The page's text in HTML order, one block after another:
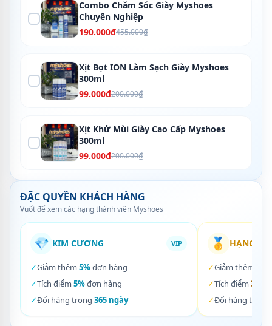
Combo Chăm Sóc Giày Myshoes
Chuyên Nghiệp
190.000₫455.000₫
Xịt Bọt ION Làm Sạch Giày Myshoes
300ml
99.000₫200.000₫
Xịt Khử Mùi Giày Cao Cấp Myshoes
300ml
99.000₫200.000₫
ĐẶC QUYỀN KHÁCH HÀNG
Vuốt để xem các hạng thành viên Myshoes
💎 KIM CƯƠNG VIP
✓Giảm thêm 5%đơn hàng
✓Tích điểm 5%đơn hàng
✓Đổi hàng trong 365 ngày
🥇 HẠNG
✓Giảm thêm
✓Tích điểm 3%
✓Đổi hàng trong